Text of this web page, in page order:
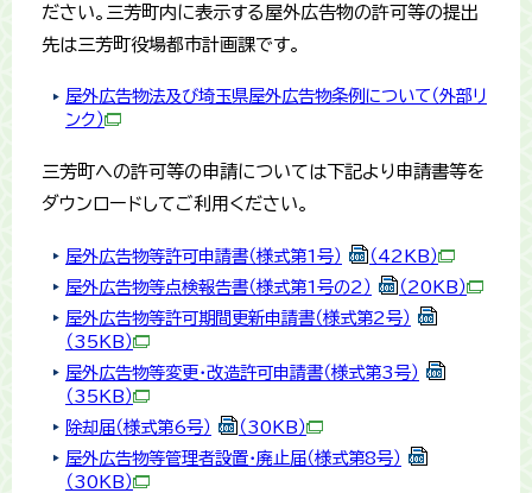
ださい。三芳町内に表示する屋外広告物の許可等の提出
先は三芳町役場都市計画課です。
屋外広告物法及び埼玉県屋外広告物条例について（外部リ
ンク）
三芳町への許可等の申請については下記より申請書等を
ダウンロードしてご利用ください。
屋外広告物等許可申請書（様式第1号）
（42KB）
屋外広告物等点検報告書（様式第1号の2）
（20KB）
屋外広告物等許可期間更新申請書（様式第2号）
（35KB）
屋外広告物等変更・改造許可申請書（様式第3号）
（35KB）
除却届（様式第6号）
（30KB）
屋外広告物等管理者設置・廃止届（様式第8号）
（30KB）